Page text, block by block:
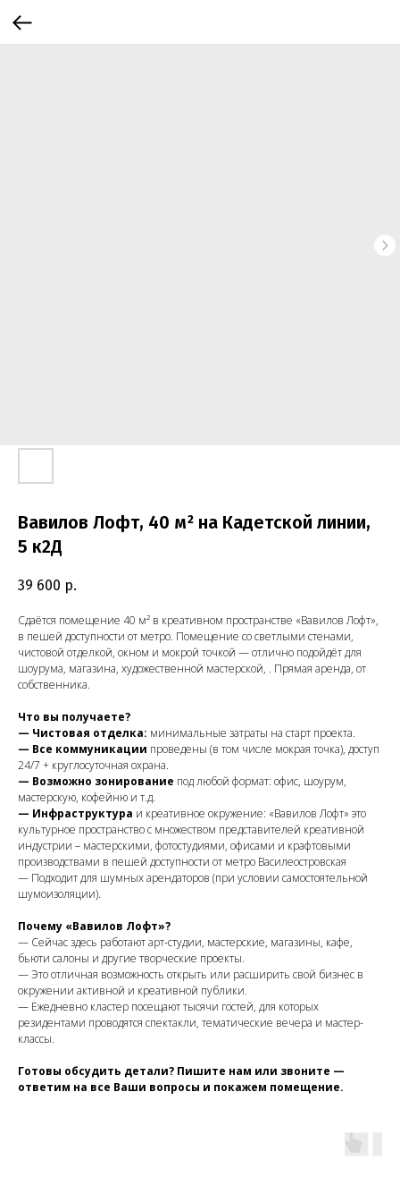
Вавилов Лофт, 40 м² на Кадетской линии,
5 к2Д
39 600 р.
Сдаётся помещение 40 м² в креативном пространстве «Вавилов Лофт»,
в пешей доступности от метро. Помещение со светлыми стенами,
чистовой отделкой, окном и мокрой точкой — отлично подойдёт для
шоурума, магазина, художественной мастерской, . Прямая аренда, от
собственника.
Что вы получаете?
— Чистовая отделка: минимальные затраты на старт проекта.
— Все коммуникации проведены (в том числе мокрая точка), доступ
24/7 + круглосуточная охрана.
— Возможно зонирование под любой формат: офис, шоурум,
мастерскую, кофейню и т.д.
— Инфраструктура и креативное окружение: «Вавилов Лофт» это
культурное пространство с множеством представителей креативной
индустрии – мастерскими, фотостудиями, офисами и крафтовыми
производствами в пешей доступности от метро Василеостровская
— Подходит для шумных арендаторов (при условии самостоятельной
шумоизоляции).
Почему «Вавилов Лофт»?
— Сейчас здесь работают арт-студии, мастерские, магазины, кафе,
бьюти салоны и другие творческие проекты.
— Это отличная возможность открыть или расширить свой бизнес в
окружении активной и креативной публики.
— Ежедневно кластер посещают тысячи гостей, для которых
резидентами проводятся спектакли, тематические вечера и мастер-
классы.
Готовы обсудить детали? Пишите нам или звоните —
ответим на все Ваши вопросы и покажем помещение.